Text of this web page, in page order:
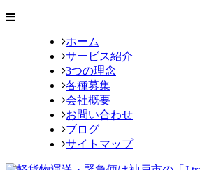
ホーム
サービス紹介
3つの理念
各種募集
会社概要
お問い合わせ
ブログ
サイトマップ